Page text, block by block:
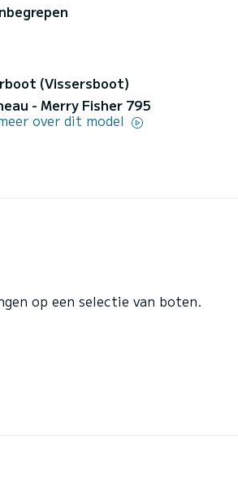
(Vissersboot)
- Merry Fisher 795
over dit model
op een selectie van boten.